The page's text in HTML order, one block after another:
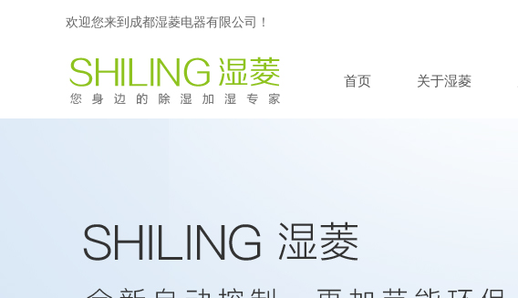
欢迎您来到成都湿菱电器有限公司！
首页 关于湿菱